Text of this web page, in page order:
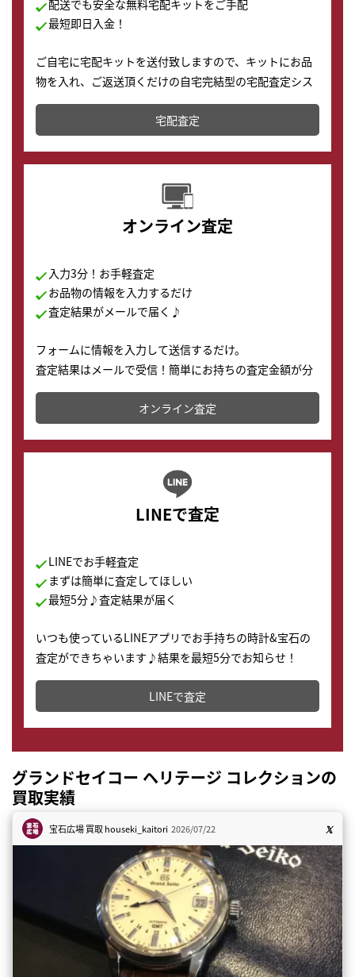
配送でも安全な無料宅配キットをご手配
最短即日入金！
ご自宅に宅配キットを送付致しますので、キットにお品
物を入れ、ご返送頂くだけの自宅完結型の宅配査定シス
テムです。
配送でも簡単&安全に査定・買取に出すことが可能で
す。
宅配査定
オンライン査定
入力3分！お手軽査定
お品物の情報を入力するだけ
査定結果がメールで届く♪
フォームに情報を入力して送信するだけ。
査定結果はメールで受信！簡単にお持ちの査定金額が分
かります。
オンライン査定
LINEで査定
LINEでお手軽査定
まずは簡単に査定してほしい
最短5分♪査定結果が届く
いつも使っているLINEアプリでお手持ちの時計&宝石の
査定ができちゃいます♪結果を最短5分でお知らせ！
どこからでもすぐに査定金額を知ることが出来ます。
LINEで査定
グランドセイコー ヘリテージ コレクションの
買取実績
宝石広場 買取houseki_kaitori 2026/07/22